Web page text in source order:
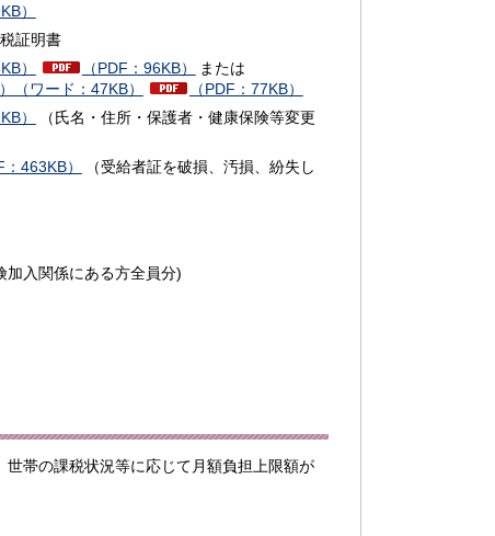
）
証明書
）
（PDF：96KB）
または
（ワード：47KB）
（PDF：77KB）
）
（氏名・住所・保護者・健康保険等変更
：463KB）
（受給者証を破損、汚損、紛失し
加入関係にある方全員分)
帯の課税状況等に応じて月額負担上限額が